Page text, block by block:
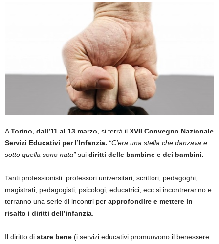
ATorino, dall’11 al 13 marzo, si terrà il XVII Convegno Nazionale
Servizi Educativi per l’Infanzia. “C’era una stella che danzava e
sotto quella sono nata” sui diritti delle bambine e dei bambini.
Tanti professionisti: professori universitari, scrittori, pedagoghi,
magistrati, pedagogisti, psicologi, educatrici, ecc si incontreranno e
terranno una serie di incontri per approfondire e mettere in
risalto i diritti dell’infanzia.
Il diritto di stare bene (i servizi educativi promuovono il benessere